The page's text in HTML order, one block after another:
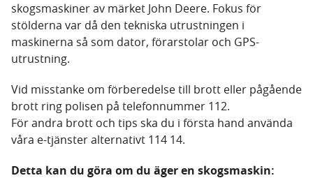
skogsmaskiner av märket John Deere. Fokus för
stölderna var då den tekniska utrustningen i
maskinerna så som dator, förarstolar och GPS-
utrustning.
Vid misstanke om förberedelse till brott eller pågående
brott ring polisen på telefonnummer 112.
För andra brott och tips ska du i första hand använda
våra e-tjänster alternativt 114 14.
Detta kan du göra om du äger en skogsmaskin: